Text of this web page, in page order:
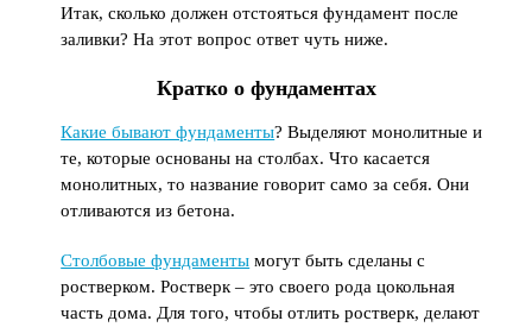
Итак, сколько должен отстояться фундамент после
заливки? На этот вопрос ответ чуть ниже.
Кратко о фундаментах
Какие бывают фундаменты? Выделяют монолитные и
те, которые основаны на столбах. Что касается
монолитных, то название говорит само за себя. Они
отливаются из бетона.
Столбовые фундаменты могут быть сделаны с
ростверком. Ростверк – это своего рода цокольная
часть дома. Для того, чтобы отлить ростверк, делают